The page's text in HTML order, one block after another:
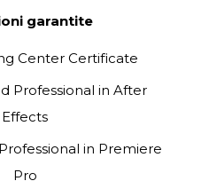
garantite
Center Certificate
Professional in After
Effects
in Premiere
Pro